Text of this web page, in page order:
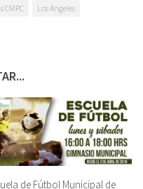
CMPC
Los Ángeles
de Fútbol Municipal de